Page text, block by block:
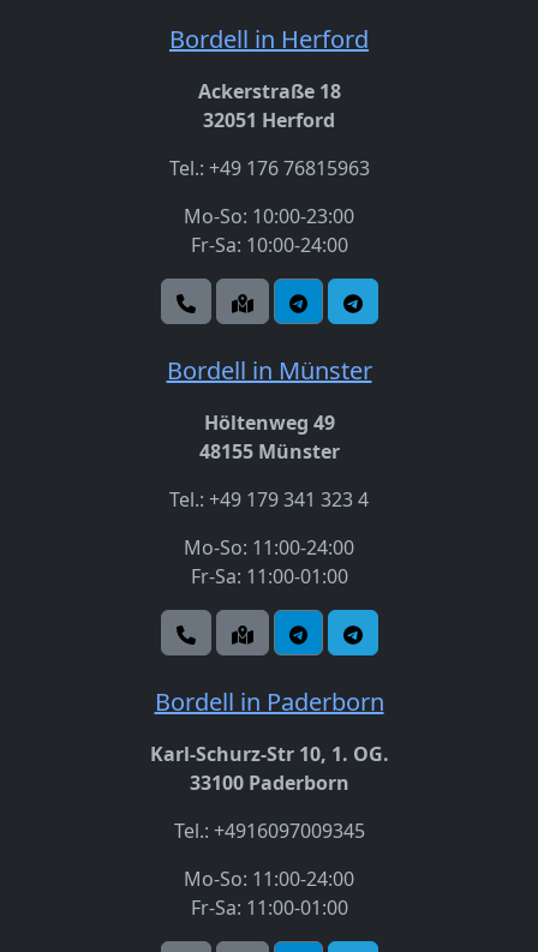
Bordell in Herford
Ackerstraße 18
32051 Herford
Tel.: +49 176 76815963
Mo-So: 10:00-23:00
Fr-Sa: 10:00-24:00
Bordell in Münster
Höltenweg 49
48155 Münster
Tel.: +49 179 341 323 4
Mo-So: 11:00-24:00
Fr-Sa: 11:00-01:00
Bordell in Paderborn
Karl-Schurz-Str 10, 1. OG.
33100 Paderborn
Tel.: +4916097009345
Mo-So: 11:00-24:00
Fr-Sa: 11:00-01:00